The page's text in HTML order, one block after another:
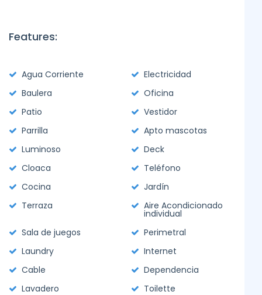
Features:
Agua Corriente
Electricidad
Baulera
Oficina
Patio
Vestidor
Parrilla
Apto mascotas
Luminoso
Deck
Cloaca
Teléfono
Cocina
Jardín
Terraza
Aire Acondicionado
individual
Sala de juegos
Perimetral
Laundry
Internet
Cable
Dependencia
Lavadero
Toilette